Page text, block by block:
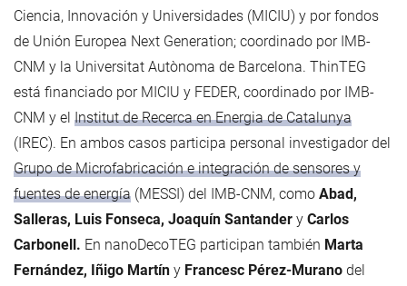
Ciencia, Innovación y Universidades (MICIU) y por fondos
de Unión Europea Next Generation; coordinado por IMB-
CNM y la Universitat Autònoma de Barcelona. ThinTEG
está financiado por MICIU y FEDER, coordinado por IMB-
CNM y el Institut de Recerca en Energia de Catalunya
(IREC). En ambos casos participa personal investigador del
Grupo de Microfabricación e integración de sensores y
fuentes de energía (MESSI) del IMB-CNM, como Abad,
Salleras, Luis Fonseca, Joaquín Santander y Carlos
Carbonell. En nanoDecoTEG participan también Marta
Fernández, Iñigo Martín y Francesc Pérez-Murano del